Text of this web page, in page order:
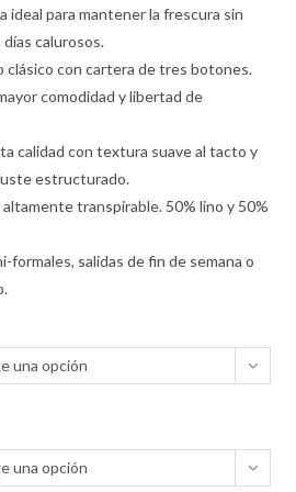
ideal para mantener la frescura sin
calurosos.
clásico con cartera de tres botones.
comodidad y libertad de
calidad con textura suave al tacto y
estructurado.
transpirable. 50% lino y 50%
formales, salidas de fin de semana o
una opción
una opción